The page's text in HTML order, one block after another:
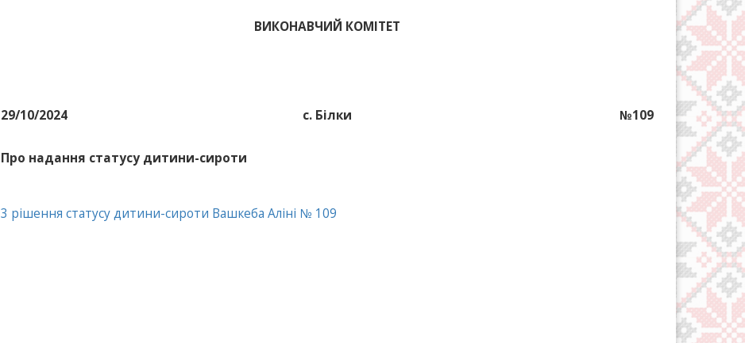
ВИКОНАВЧИЙ КОМІТЕТ
29/10/2024 с. Білки №109
Про надання статусу дитини-сироти
3 рішення статусу дитини-сироти Вашкеба Аліні № 109